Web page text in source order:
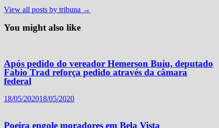
View all posts by tribuna →
You might also like
Após pedido do vereador Hemerson Buiu, deputado
Fabio Trad reforça pedido através da câmara
federal
18/05/202018/05/2020
Poeira engole moradores em Bela Vista